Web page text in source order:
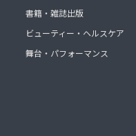
書籍・雑誌出版
ビューティー・ヘルスケア
舞台・パフォーマンス